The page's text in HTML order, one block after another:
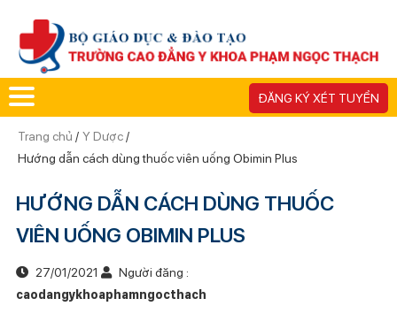
ĐĂNG KÝ XÉT TUYỂN
Trang chủ / Y Dược/
Hướng dẫn cách dùng thuốc viên uống Obimin Plus
HƯỚNG DẪN CÁCH DÙNG THUỐC
VIÊN UỐNG OBIMIN PLUS
27/01/2021
Người đăng :
caodangykhoaphamngocthach